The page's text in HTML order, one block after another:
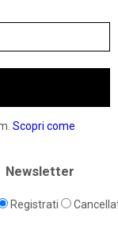
Scopri come
Newsletter
Registrati